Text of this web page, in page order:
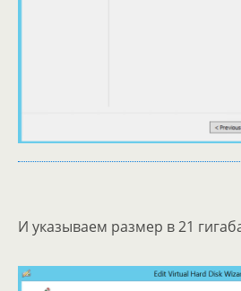
И указываем размер в 21